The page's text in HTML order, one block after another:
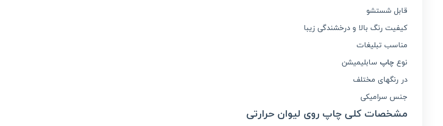
قابل شستشو
کیفیت رنگ بالا و درخشندگی زیبا
مناسب تبلیغات
نوع چاپ سابلیمیشن
در رنگهای مختلف
جنس سرامیکی
مشخصات کلی چاپ روی لیوان حرارتی